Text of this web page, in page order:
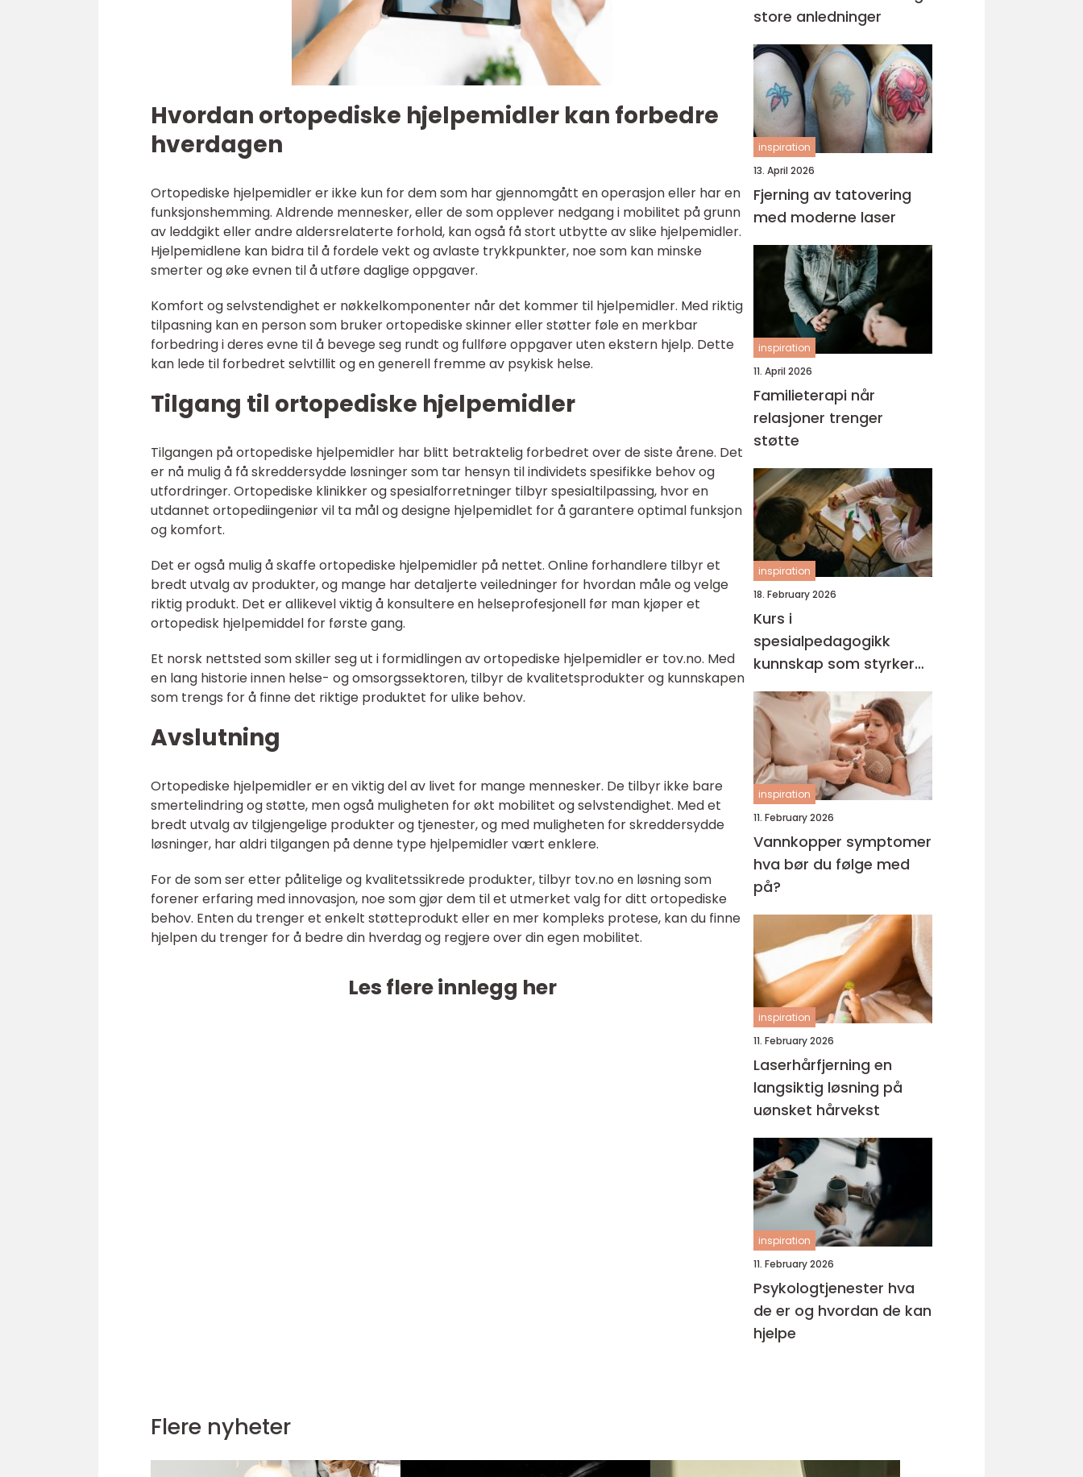
Hvordan ortopediske hjelpemidler kan forbedre
hverdagen
Ortopediske hjelpemidler er ikke kun for dem som har gjennomgått en operasjon eller har en
funksjonshemming. Aldrende mennesker, eller de som opplever nedgang i mobilitet på grunn
av leddgikt eller andre aldersrelaterte forhold, kan også få stort utbytte av slike hjelpemidler.
Hjelpemidlene kan bidra til å fordele vekt og avlaste trykkpunkter, noe som kan minske
smerter og øke evnen til å utføre daglige oppgaver.
Komfort og selvstendighet er nøkkelkomponenter når det kommer til hjelpemidler. Med riktig
tilpasning kan en person som bruker ortopediske skinner eller støtter føle en merkbar
forbedring i deres evne til å bevege seg rundt og fullføre oppgaver uten ekstern hjelp. Dette
kan lede til forbedret selvtillit og en generell fremme av psykisk helse.
Tilgang til ortopediske hjelpemidler
Tilgangen på ortopediske hjelpemidler har blitt betraktelig forbedret over de siste årene. Det
er nå mulig å få skreddersydde løsninger som tar hensyn til individets spesifikke behov og
utfordringer. Ortopediske klinikker og spesialforretninger tilbyr spesialtilpassing, hvor en
utdannet ortopediingeniør vil ta mål og designe hjelpemidlet for å garantere optimal funksjon
og komfort.
Det er også mulig å skaffe ortopediske hjelpemidler på nettet. Online forhandlere tilbyr et
bredt utvalg av produkter, og mange har detaljerte veiledninger for hvordan måle og velge
riktig produkt. Det er allikevel viktig å konsultere en helseprofesjonell før man kjøper et
ortopedisk hjelpemiddel for første gang.
Et norsk nettsted som skiller seg ut i formidlingen av ortopediske hjelpemidler er tov.no. Med
en lang historie innen helse- og omsorgssektoren, tilbyr de kvalitetsprodukter og kunnskapen
som trengs for å finne det riktige produktet for ulike behov.
Avslutning
Ortopediske hjelpemidler er en viktig del av livet for mange mennesker. De tilbyr ikke bare
smertelindring og støtte, men også muligheten for økt mobilitet og selvstendighet. Med et
bredt utvalg av tilgjengelige produkter og tjenester, og med muligheten for skreddersydde
løsninger, har aldri tilgangen på denne type hjelpemidler vært enklere.
For de som ser etter pålitelige og kvalitetssikrede produkter, tilbyr tov.no en løsning som
forener erfaring med innovasjon, noe som gjør dem til et utmerket valg for ditt ortopediske
behov. Enten du trenger et enkelt støtteprodukt eller en mer kompleks protese, kan du finne
hjelpen du trenger for å bedre din hverdag og regjere over din egen mobilitet.
Les flere innlegg her
store anledninger
inspiration
13. April 2026
Fjerning av tatovering
med moderne laser
inspiration
11. April 2026
Familieterapi når
relasjoner trenger
støtte
inspiration
18. February 2026
Kurs i
spesialpedagogikk
kunnskap som styrker
hverdagen med barn og
unge
inspiration
11. February 2026
Vannkopper symptomer
hva bør du følge med
på?
inspiration
11. February 2026
Laserhårfjerning en
langsiktig løsning på
uønsket hårvekst
inspiration
11. February 2026
Psykologtjenester hva
de er og hvordan de kan
hjelpe
Flere nyheter